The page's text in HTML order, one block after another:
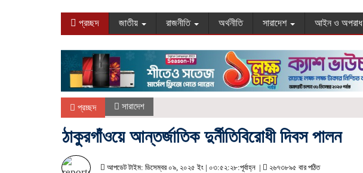
প্রচ্ছদ জাতীয় রাজনীতি অর্থনীতি সারাদেশ আইন ও অপরাধ
প্রচ্ছদ সারাদেশ
ঠাকুরগাঁওয়ে আন্তর্জাতিক দুর্নীতিবিরোধী দিবস পালন
আপডেট টাইম: ডিসেম্বর ০৯, ২০২৫ ইং | ০৩:৫২:২৮:পূর্বাহ্ন | ২৬৭৩৮৯৫ বার পঠিত